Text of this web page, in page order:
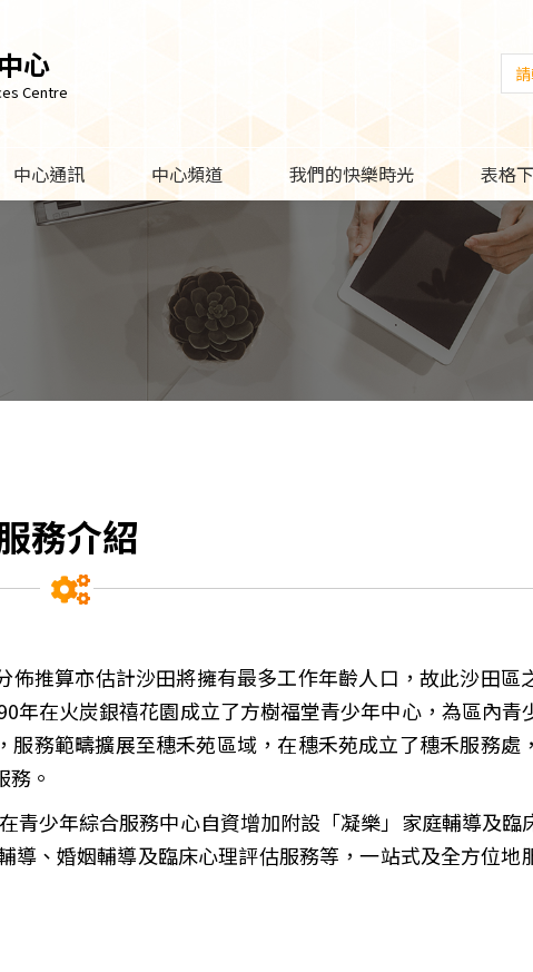
心
Centre
中心通訊 中心頻道 我們的快樂時光 表格
務介紹
推算亦估計沙田將擁有最多工作年齡人口，故此沙田區
在火炭銀禧花園成立了方樹福堂青少年中心，為區內青
務範疇擴展至穗禾苑區域，在穗禾苑成立了穗禾服務處
。
少年綜合服務中心自資增加附設「凝樂」家庭輔導及臨
、婚姻輔導及臨床心理評估服務等，一站式及全方位地